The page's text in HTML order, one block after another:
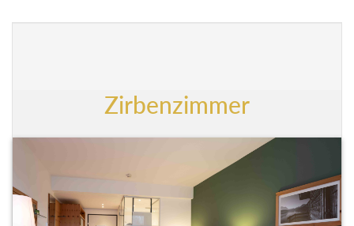
Zirbenzimmer